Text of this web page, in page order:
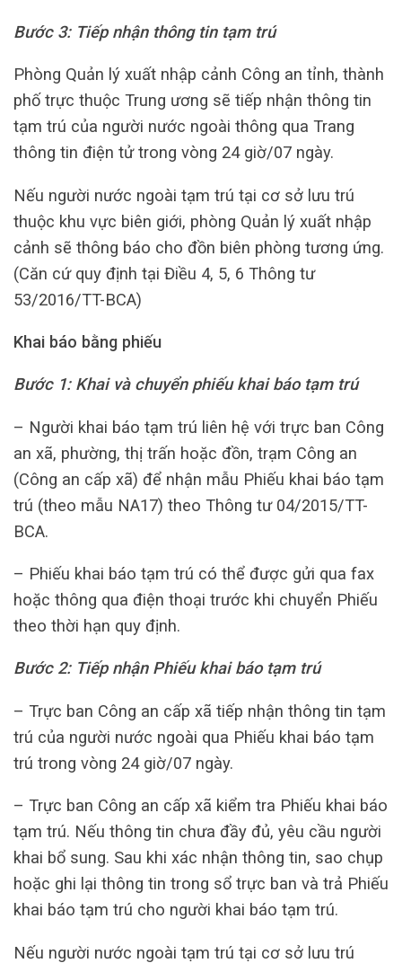
Bước 3: Tiếp nhận thông tin tạm trú
Phòng Quản lý xuất nhập cảnh Công an tỉnh, thành
phố trực thuộc Trung ương sẽ tiếp nhận thông tin
tạm trú của người nước ngoài thông qua Trang
thông tin điện tử trong vòng 24 giờ/07 ngày.
Nếu người nước ngoài tạm trú tại cơ sở lưu trú
thuộc khu vực biên giới, phòng Quản lý xuất nhập
cảnh sẽ thông báo cho đồn biên phòng tương ứng.
(Căn cứ quy định tại Điều 4, 5, 6 Thông tư
53/2016/TT-BCA)
Khai báo bằng phiếu
Bước 1: Khai và chuyển phiếu khai báo tạm trú
– Người khai báo tạm trú liên hệ với trực ban Công
an xã, phường, thị trấn hoặc đồn, trạm Công an
(Công an cấp xã) để nhận mẫu Phiếu khai báo tạm
trú (theo mẫu NA17) theo Thông tư 04/2015/TT-
BCA.
– Phiếu khai báo tạm trú có thể được gửi qua fax
hoặc thông qua điện thoại trước khi chuyển Phiếu
theo thời hạn quy định.
Bước 2: Tiếp nhận Phiếu khai báo tạm trú
– Trực ban Công an cấp xã tiếp nhận thông tin tạm
trú của người nước ngoài qua Phiếu khai báo tạm
trú trong vòng 24 giờ/07 ngày.
– Trực ban Công an cấp xã kiểm tra Phiếu khai báo
tạm trú. Nếu thông tin chưa đầy đủ, yêu cầu người
khai bổ sung. Sau khi xác nhận thông tin, sao chụp
hoặc ghi lại thông tin trong sổ trực ban và trả Phiếu
khai báo tạm trú cho người khai báo tạm trú.
Nếu người nước ngoài tạm trú tại cơ sở lưu trú